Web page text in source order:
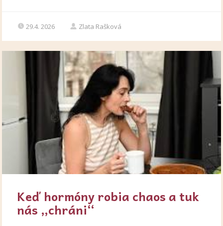
29.4. 2026 Zlata Rašková
Keď hormóny robia chaos a tuk
nás „chráni“